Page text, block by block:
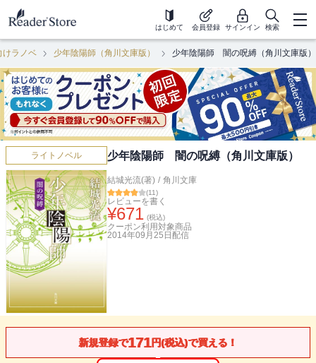
はじめて 会員登録 サインイン 検索
けラノベ 少年陰陽師（角川文庫版） 少年陰陽師 闇の呪縛（角川文庫版）
ライトノベル 少年陰陽師 闇の呪縛（角川文庫版）
結城光流(著) / 角川文庫
(11)
レビューを書く
¥671 (税込)
クーポン利用対象商品
2014年09月25日 配信
新規登録で171 円(税込)で買える！